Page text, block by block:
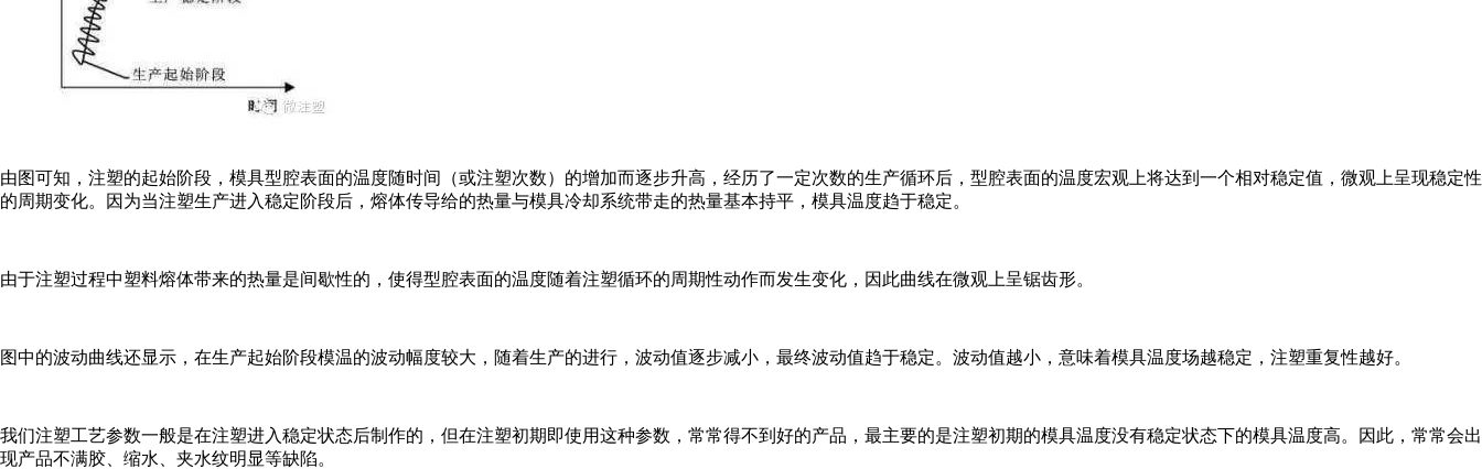
由图可知，注塑的起始阶段，模具型腔表面的温度随时间（或注塑次数）的增加而逐步升高，经历了一定次数的生产循环后，型腔表面的温度宏观上将达到一个相对稳定值，微观上呈现稳定性
的周期变化。因为当注塑生产进入稳定阶段后，熔体传导给的热量与模具冷却系统带走的热量基本持平，模具温度趋于稳定。
由于注塑过程中塑料熔体带来的热量是间歇性的，使得型腔表面的温度随着注塑循环的周期性动作而发生变化，因此曲线在微观上呈锯齿形。
图中的波动曲线还显示，在生产起始阶段模温的波动幅度较大，随着生产的进行，波动值逐步减小，最终波动值趋于稳定。波动值越小，意味着模具温度场越稳定，注塑重复性越好。
我们注塑工艺参数一般是在注塑进入稳定状态后制作的，但在注塑初期即使用这种参数，常常得不到好的产品，最主要的是注塑初期的模具温度没有稳定状态下的模具温度高。因此，常常会出
现产品不满胶、缩水、夹水纹明显等缺陷。